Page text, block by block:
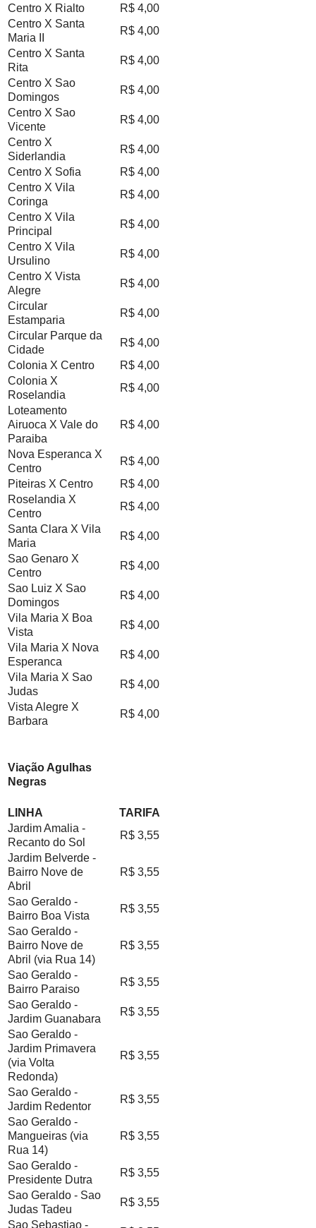
Centro X Rialto
R$ 4,00
Centro X Santa
Maria II
R$ 4,00
Centro X Santa
Rita
R$ 4,00
Centro X Sao
Domingos
R$ 4,00
Centro X Sao
Vicente
R$ 4,00
Centro X
Siderlandia
R$ 4,00
Centro X Sofia
R$ 4,00
Centro X Vila
Coringa
R$ 4,00
Centro X Vila
Principal
R$ 4,00
Centro X Vila
Ursulino
R$ 4,00
Centro X Vista
Alegre
R$ 4,00
Circular
Estamparia
R$ 4,00
Circular Parque da
Cidade
R$ 4,00
Colonia X Centro
R$ 4,00
Colonia X
Roselandia
R$ 4,00
Loteamento
Airuoca X Vale do
Paraiba
R$ 4,00
Nova Esperanca X
Centro
R$ 4,00
Piteiras X Centro
R$ 4,00
Roselandia X
Centro
R$ 4,00
Santa Clara X Vila
Maria
R$ 4,00
Sao Genaro X
Centro
R$ 4,00
Sao Luiz X Sao
Domingos
R$ 4,00
Vila Maria X Boa
Vista
R$ 4,00
Vila Maria X Nova
Esperanca
R$ 4,00
Vila Maria X Sao
Judas
R$ 4,00
Vista Alegre X
Barbara
R$ 4,00
Viação Agulhas
Negras
LINHA
TARIFA
Jardim Amalia -
Recanto do Sol
R$ 3,55
Jardim Belverde -
Bairro Nove de
Abril
R$ 3,55
Sao Geraldo -
Bairro Boa Vista
R$ 3,55
Sao Geraldo -
Bairro Nove de
Abril (via Rua 14)
R$ 3,55
Sao Geraldo -
Bairro Paraiso
R$ 3,55
Sao Geraldo -
Jardim Guanabara
R$ 3,55
Sao Geraldo -
Jardim Primavera
(via Volta
Redonda)
R$ 3,55
Sao Geraldo -
Jardim Redentor
R$ 3,55
Sao Geraldo -
Mangueiras (via
Rua 14)
R$ 3,55
Sao Geraldo -
Presidente Dutra
R$ 3,55
Sao Geraldo - Sao
Judas Tadeu
R$ 3,55
Sao Sebastiao -